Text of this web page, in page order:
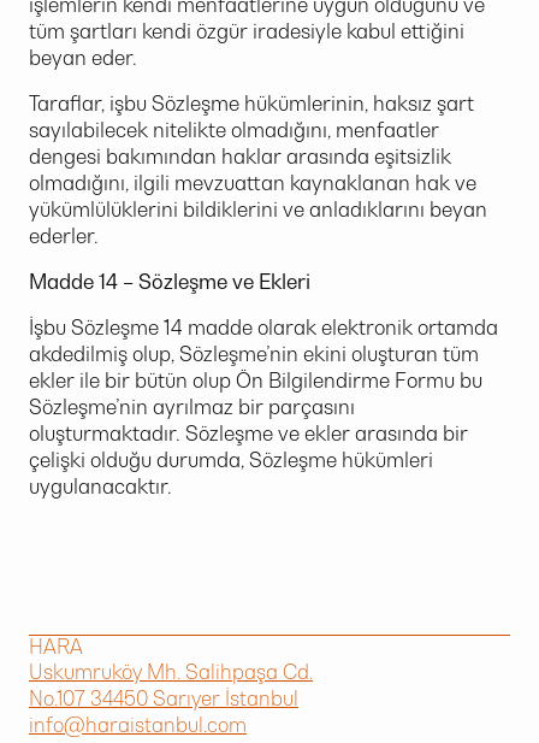
tüm şartları kendi özgür iradesiyle kabul ettiğini
beyan eder.
Taraflar, işbu Sözleşme hükümlerinin, haksız şart
sayılabilecek nitelikte olmadığını, menfaatler
dengesi bakımından haklar arasında eşitsizlik
olmadığını, ilgili mevzuattan kaynaklanan hak ve
yükümlülüklerini bildiklerini ve anladıklarını beyan
ederler.
Madde 14 – Sözleşme ve Ekleri
İşbu Sözleşme 14 madde olarak elektronik ortamda
akdedilmiş olup, Sözleşme’nin ekini oluşturan tüm
ekler ile bir bütün olup Ön Bilgilendirme Formu bu
Sözleşme’nin ayrılmaz bir parçasını
oluşturmaktadır. Sözleşme ve ekler arasında bir
çelişki olduğu durumda, Sözleşme hükümleri
uygulanacaktır.
HARA
Uskumruköy Mh. Salihpaşa Cd.
No.107 34450 Sarıyer İstanbul
info@haraistanbul.com